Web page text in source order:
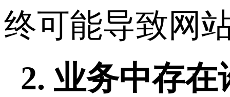
终可能导致网
2. 业务中存